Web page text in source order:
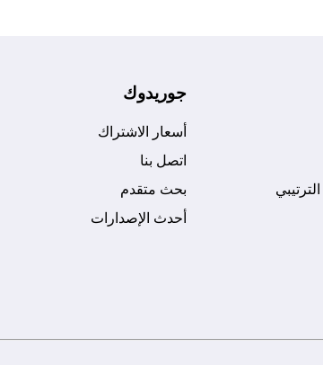
جوريدوك
أسعار الاشتراك
اتصل بنا
بحث متقدم
أحدث الإصدارات